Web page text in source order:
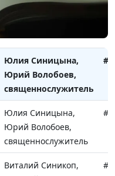
Юлия Синицына,
Юрий Волобоев,
священнослужитель
Юлия Синицына,
Юрий Волобоев,
священнослужитель
Юлия Синицына,
Юрий Волобоев,
священнослужитель
Виталий Синикоп,